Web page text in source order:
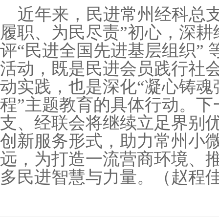
近年来，民进常州经科总
履职、为民尽责”初心，深耕
评“民进全国先进基层组织”
活动，既是民进会员践行社
动实践，也是深化“凝心铸魂
程”主题教育的具体行动。
支、经联会将继续立足界别
创新服务形式，助力常州小
远，为打造一流营商环境、
多民进智慧与力量。（赵程